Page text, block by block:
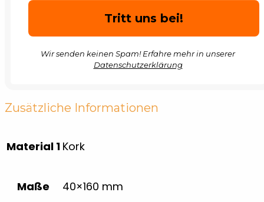
Wir senden keinen Spam! Erfahre mehr in unserer
Datenschutzerklärung
Zusätzliche Informationen
Material 1 Kork
Maße 40×160 mm